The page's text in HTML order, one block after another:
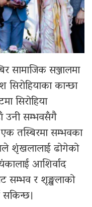
सामाजिक सञ्जालमा
कान्छा
सिरोहिया
उनी सम्भवसँगै
तस्बिरमा सम्भवका
शृंखलालाई ढोगेको
आशिर्वाद
सम्भव र शृङ्खलाको